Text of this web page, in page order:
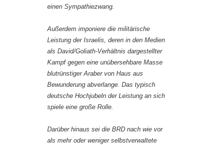
einen Sympathiezwang.
Außerdem imponiere die militärische
Leistung der Israelis, deren in den Medien
als David/Goliath-Verhältnis dargestellter
Kampf gegen eine unübersehbare Masse
blutrünstiger Araber von Haus aus
Bewunderung abverlange. Das typisch
deutsche Hochjubeln der Leistung an sich
spiele eine große Rolle.
Darüber hinaus sei die BRD nach wie vor
als mehr oder weniger selbstverwaltete